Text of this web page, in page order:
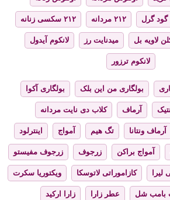
گود گرل ۲۱۲ مردانه ۲۱۲ سکسی زنانه
لاویه بل میدنایت رز لانکوم آیدول
لانکوم ترزور
بولگاری من این بلک بولگاری آکوا
آرماف کلاب دی نایت مردانه
آرماف ونتانا تگ هیم آمواج اینترلود
آمواج براکن زرجوف زرجوف مفیستو
لیرا کازاموراتی لاتوسکا ویکتوریا سکرت
بامب شل عطر زارا زارا ارکید